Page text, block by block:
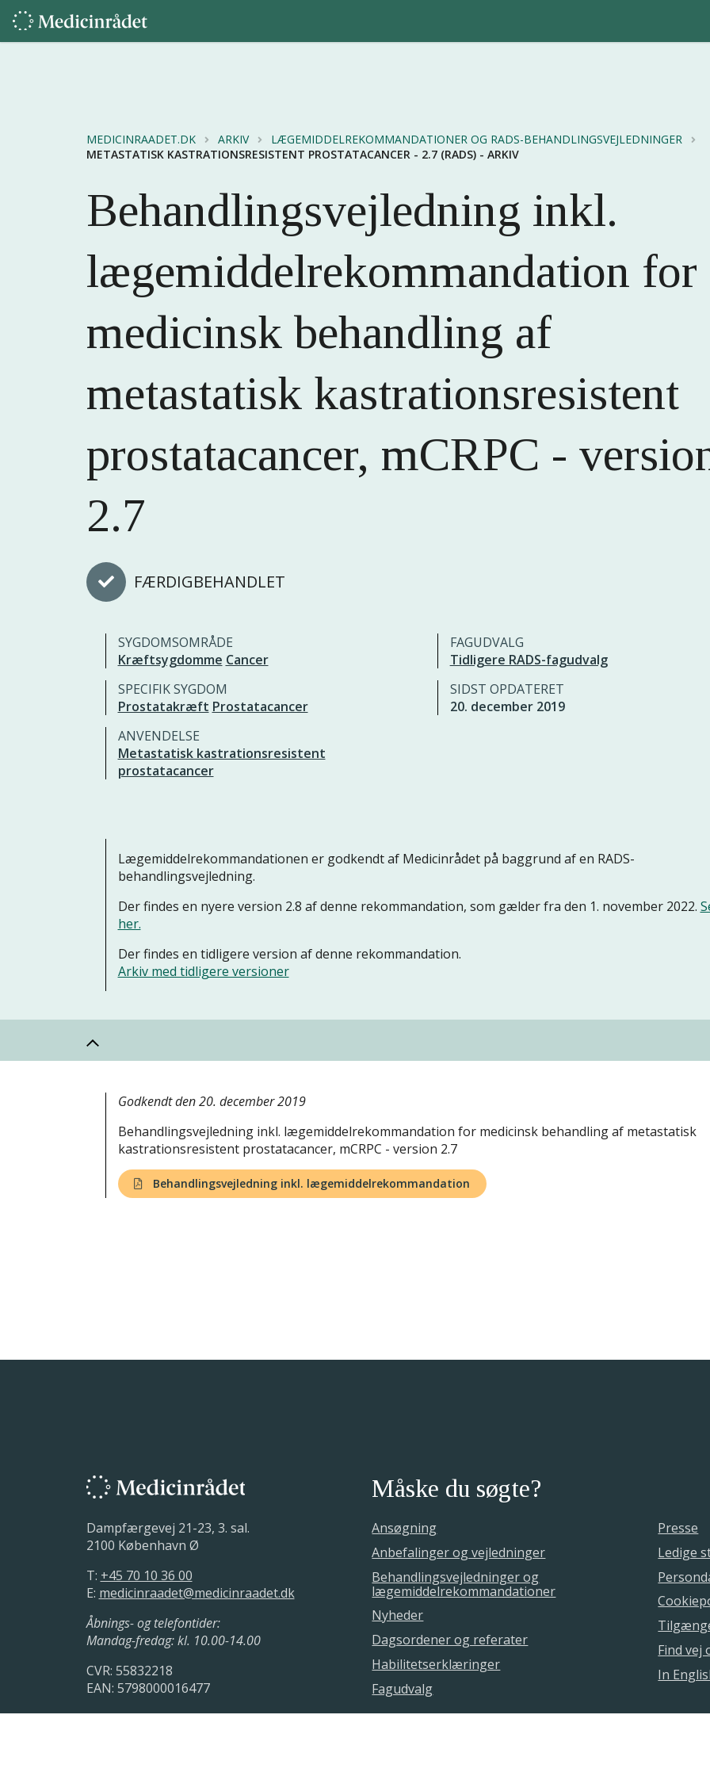
MEDICINRAADET.DK ARKIV
LÆGEMIDDELREKOMMANDATIONER OG RADS-BEHANDLINGSVEJLEDNINGER
METASTATISK KASTRATIONSRESISTENT PROSTATACANCER - 2.7 (RADS) - ARKIV
Behandlingsvejledning inkl.
lægemiddelrekommandation for
medicinsk behandling af
metastatisk kastrationsresistent
prostatacancer, mCRPC -
2.7
FÆRDIGBEHANDLET
SYGDOMSOMRÅDE
Kræftsygdomme Cancer
FAGUDVALG
Tidligere RADS-fagudvalg
SPECIFIK SYGDOM
Prostatakræft Prostatacancer
SIDST OPDATERET
20. december 2019
ANVENDELSE
Metastatisk kastrationsresistent
prostatacancer
Lægemiddelrekommandationen er godkendt af Medicinrådet på baggrund af en RADS-
behandlingsvejledning.
Der findes en nyere version 2.8 af denne rekommandation, som gælder fra den 1. november 2022.
her.
Der findes en tidligere version af denne rekommandation.
Arkiv med tidligere versioner
Godkendt den 20. december 2019
Behandlingsvejledning inkl. lægemiddelrekommandation for medicinsk behandling af metastatisk
kastrationsresistent prostatacancer, mCRPC - version 2.7
Behandlingsvejledning inkl. lægemiddelrekommandation
Dampfærgevej 21-23, 3. sal.
2100 København Ø
T: +45 70 10 36 00
E: medicinraadet@medicinraadet.dk
Åbnings- og telefontider:
Mandag-fredag: kl. 10.00-14.00
CVR: 55832218
EAN: 5798000016477
LinkedIn
Måske du søgte?
Ansøgning
Anbefalinger og vejledninger
Behandlingsvejledninger og
lægemiddelrekommandationer
Nyheder
Dagsordener og referater
Habilitetserklæringer
Fagudvalg
Presse
Ledige
Find vej
In